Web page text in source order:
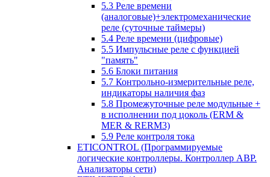
5.3 Реле времени
(аналоговые)+электромеханические
реле (суточные таймеры)
5.4 Реле времени (цифровые)
5.5 Импульсные реле с функцией
"память"
5.6 Блоки питания
5.7 Контрольно-измерительные реле,
индикаторы наличия фаз
5.8 Промежуточные реле модульные +
в исполнении под цоколь (ERM &
MER & RERM3)
5.9 Реле контроля тока
ETICONTROL (Программируемые
логические контроллеры. Контроллер АВР.
Анализаторы сети)